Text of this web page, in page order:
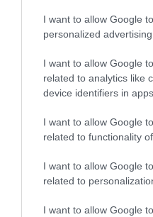
I want to allow Google
personalized advertising.
I want to allow Google
related to analytics like
device identifiers in apps.
I want to allow Google
related to functionality
I want to allow Google
related to
I want to allow Google
Πώς μετακινούνται
Το αρχαιότερο
ιστορία που
Αυτά είναι τα
Αυγούστου: Οι
βάλετε